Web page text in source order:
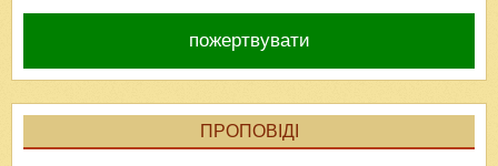
пожертвувати
ПРОПОВІДІ